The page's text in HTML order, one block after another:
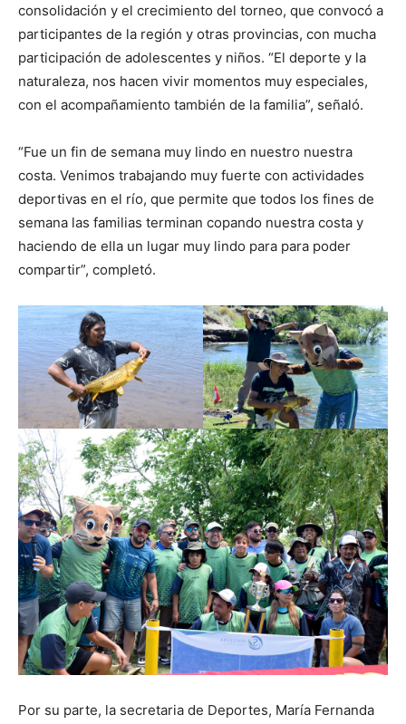
consolidación y el crecimiento del torneo, que convocó a
participantes de la región y otras provincias, con mucha
participación de adolescentes y niños. “El deporte y la
naturaleza, nos hacen vivir momentos muy especiales,
con el acompañamiento también de la familia”, señaló.
“Fue un fin de semana muy lindo en nuestro nuestra
costa. Venimos trabajando muy fuerte con actividades
deportivas en el río, que permite que todos los fines de
semana las familias terminan copando nuestra costa y
haciendo de ella un lugar muy lindo para para poder
compartir”, completó.
Por su parte, la secretaria de Deportes, María Fernanda